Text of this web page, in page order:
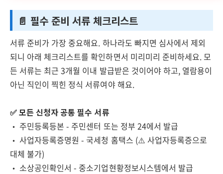
📄 필수 준비 서류 체크리스트
서류 준비가 가장 중요해요. 하나라도 빠지면 심사에서 제외
되니 아래 체크리스트를 확인하면서 미리미리 준비하세요. 모
든 서류는 최근 3개월 이내 발급받은 것이어야 하고, 열람용이
아닌 직인이 찍힌 정식 서류여야 해요.
✅ 모든 신청자 공통 필수 서류
• 주민등록등본 - 주민센터 또는 정부 24에서 발급
• 사업자등록증명원 - 국세청 홈택스 (⚠️ 사업자등록증으로
대체 불가)
• 소상공인확인서 - 중소기업현황정보시스템에서 발급